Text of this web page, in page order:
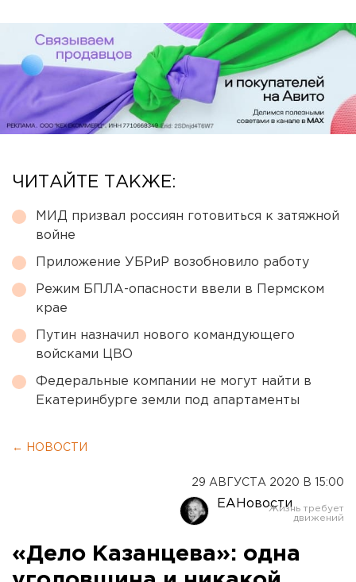
ЧИТАЙТЕ ТАКЖЕ:
МИД призвал россиян готовиться к затяжной
войне
Приложение УБРиР возобновило работу
Режим БПЛА-опасности ввели в Пермском
крае
Путин назначил нового командующего
войсками ЦВО
Федеральные компании не могут найти в
Екатеринбурге земли под апартаменты
← НОВОСТИ
29 АВГУСТА 2020 В 15:00
ЕАНовости
«Дело Казанцева»: одна